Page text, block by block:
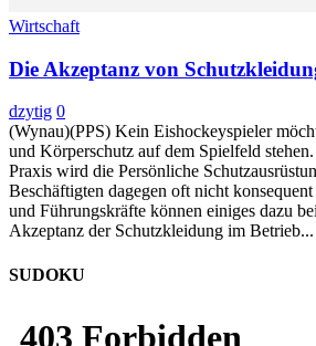
Wirtschaft
Die Akzeptanz von
dzytig 0
(Wynau)(PPS) Kein Eishockeyspieler
und Körperschutz auf dem Spielfeld
Praxis wird die Persönliche
Beschäftigten dagegen oft nicht
und Führungskräfte können einiges dazu
Akzeptanz der Schutzkleidung im Betrieb...
SUDOKU